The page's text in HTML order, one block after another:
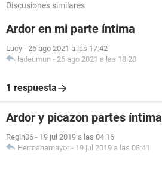
Discusiones similares
Ardor en mi parte íntima
Lucy - 26 ago 2021 a las 17:42
ladeumun - 26 ago 2021 a las 18:28
1 respuesta
Ardor y picazon partes íntima
Regin06 - 19 jul 2019 a las 04:16
Hermanamayor - 19 jul 2019 a las 08:41